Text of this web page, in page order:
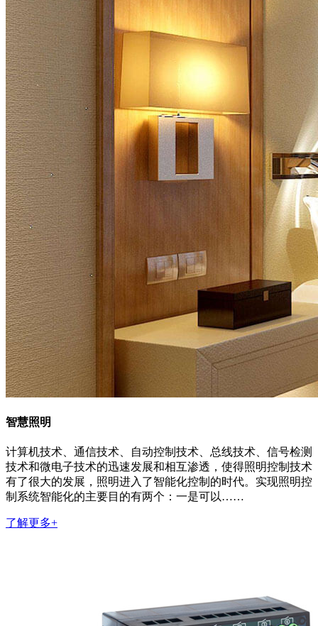
智慧照明
计算机技术、通信技术、自动控制技术、总线技术、信号检测
技术和微电子技术的迅速发展和相互渗透，使得照明控制技术
有了很大的发展，照明进入了智能化控制的时代。实现照明控
制系统智能化的主要目的有两个：一是可以……
了解更多+